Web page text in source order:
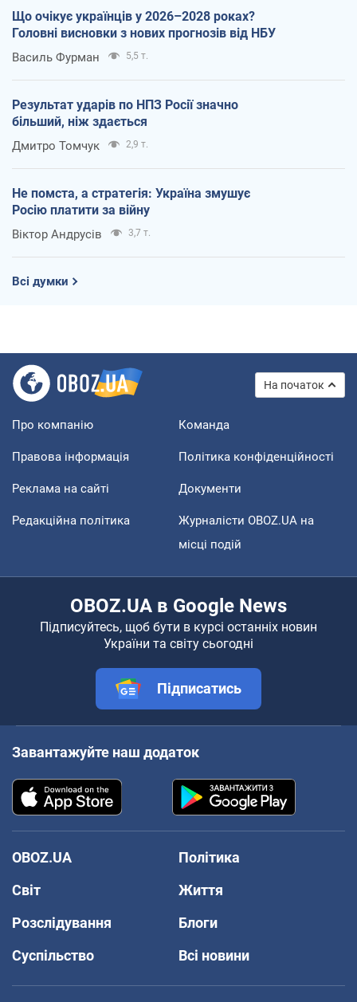
Що очікує українців у 2026–2028 роках?
Головні висновки з нових прогнозів від НБУ
Василь Фурман 5,5 т.
Результат ударів по НПЗ Росії значно
більший, ніж здається
Дмитро Томчук 2,9 т.
Не помста, а стратегія: Україна змушує
Росію платити за війну
Віктор Андрусів 3,7 т.
Всі думки
На початок
Про компанію Команда
Правова інформація Політика конфіденційності
Реклама на сайті Документи
Редакційна політика
Журналісти OBOZ.UA на
місці подій
OBOZ.UA в Google News
Підписуйтесь, щоб бути в курсі останніх новин
України та світу сьогодні
Підписатись
Завантажуйте наш додаток
OBOZ.UA
Політика
Світ
Життя
Розслідування
Блоги
Суспільство
Всі новини